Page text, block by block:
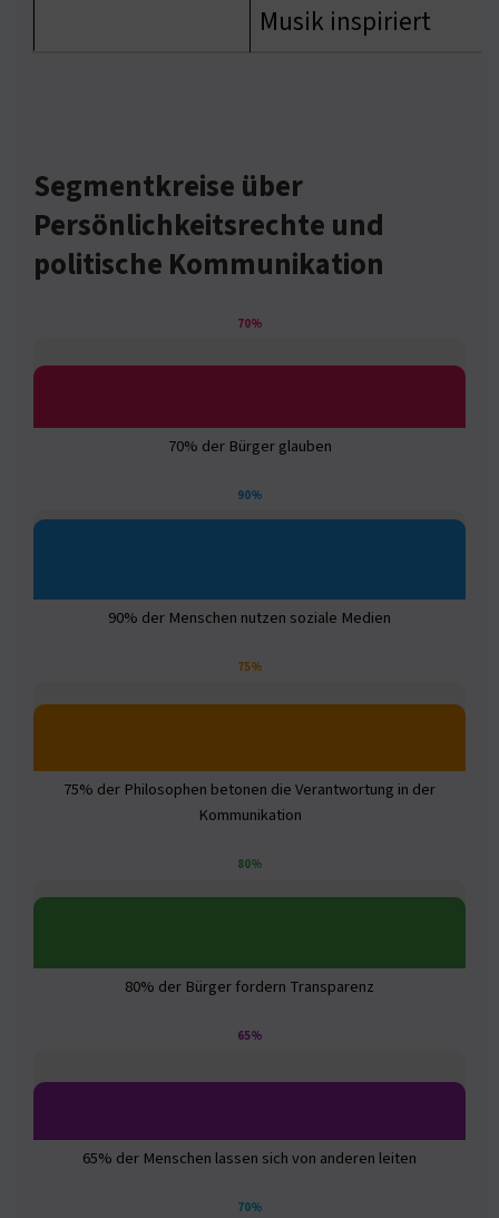
Musik inspiriert
Segmentkreise über
Persönlichkeitsrechte und
politische Kommunikation
70%
70% der Bürger glauben
90%
90% der Menschen nutzen soziale Medien
75%
75% der Philosophen betonen die Verantwortung in der
Kommunikation
80%
80% der Bürger fordern Transparenz
65%
65% der Menschen lassen sich von anderen leiten
70%